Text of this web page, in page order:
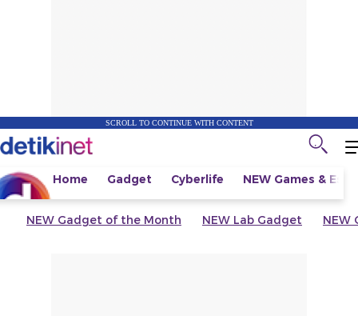
SCROLL TO CONTINUE WITH CONTENT
Home Gadget Cyberlife NEW Games &
NEW Gadget of the Month NEW Lab Gadget NEW